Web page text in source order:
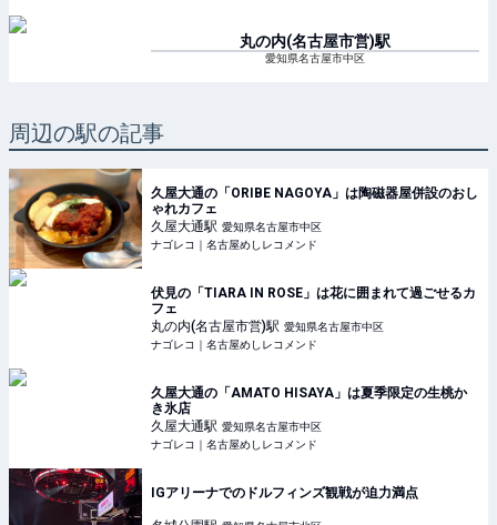
丸の内(名古屋市営)駅
愛知県名古屋市中区
周辺の駅の記事
久屋大通の「ORIBE NAGOYA」は陶磁器屋併設のおし
ゃれカフェ
久屋大通駅 愛知県名古屋市中区
ナゴレコ｜名古屋めしレコメンド
伏見の「TIARA IN ROSE」は花に囲まれて過ごせるカ
フェ
丸の内(名古屋市営)駅 愛知県名古屋市中区
ナゴレコ｜名古屋めしレコメンド
久屋大通の「AMATO HISAYA」は夏季限定の生桃か
き氷店
久屋大通駅 愛知県名古屋市中区
ナゴレコ｜名古屋めしレコメンド
IGアリーナでのドルフィンズ観戦が迫力満点